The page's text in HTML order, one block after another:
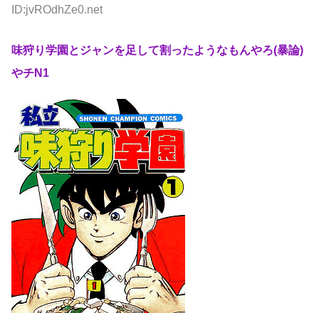
ID:jvROdhZe0.net
味狩り学園とジャンを足して割ったようなもんやろ(暴論)
やチN1